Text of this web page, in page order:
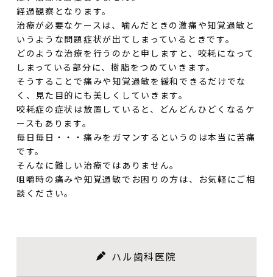
経過観察となります。
治療が必要なケースは、噛んだときの激痛や知覚過敏と
いうような問題症状が出てしまっているときです。
どのような治療を行うのかと申しますと、咬耗になって
しまっている部分に、樹脂をつめていきます。
そうすることで痛みや知覚過敏を緩和できるだけでな
く、見た目的にも美しくしていきます。
咬耗症の症状は放置していると、どんどんひどくなるケ
ースもあります。
毎日毎日・・・痛みをガマンするというのは本当に苦痛
です。
そんなに難しい治療ではありません。
咀嚼時の痛みや知覚過敏でお困りの方は、お気軽にご相
談ください。
ハル歯科医院